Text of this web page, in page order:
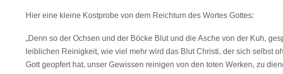
Hier eine kleine Kostprobe von dem Reichtum des Wortes Gottes:
„Denn so der Ochsen und der Böcke Blut und die Asche von der Kuh,
leiblichen Reinigkeit, wie viel mehr wird das Blut Christi, der sich selbst
Gott geopfert hat, unser Gewissen reinigen von den toten Werken, zu